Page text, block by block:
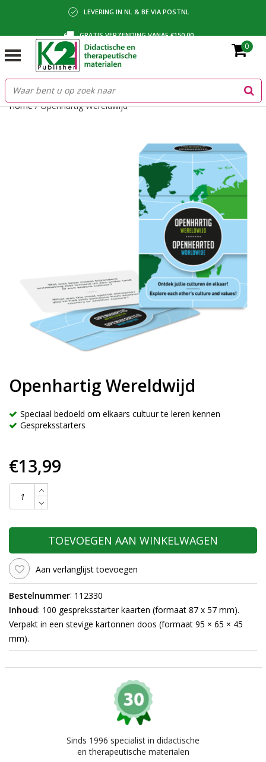
LEVERING IN NL & BE VIA POSTNL
GRATIS VERZENDING VANAF €150,00
BETALING VIA IDEAL, BANCONTACT OF FACTUUR
0
Home/Openhartig Wereldwijd
Openhartig Wereldwijd
Speciaal bedoeld om elkaars cultuur te leren kennen
Gespreksstarters
€13,99
TOEVOEGEN AAN WINKELWAGEN
Aan verlanglijst toevoegen
Bestelnummer: 112330
Inhoud: 100 gespreksstarter kaarten (formaat 87 x 57 mm).
Verpakt in een stevige kartonnen doos (formaat 95 × 65 × 45
mm).
Sinds 1996 specialist in didactische
en therapeutische materialen